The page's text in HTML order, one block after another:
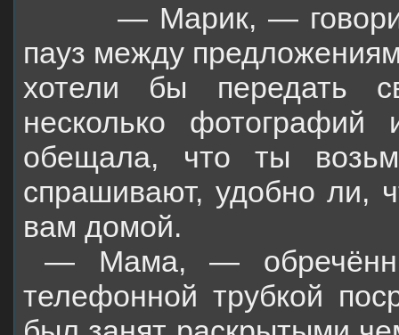
— Марик, — говорила
пауз между
хотели бы передать
несколько
обещала, что ты
спрашивают, удобно ли,
вам домой.
— Мама, —
телефонной трубкой